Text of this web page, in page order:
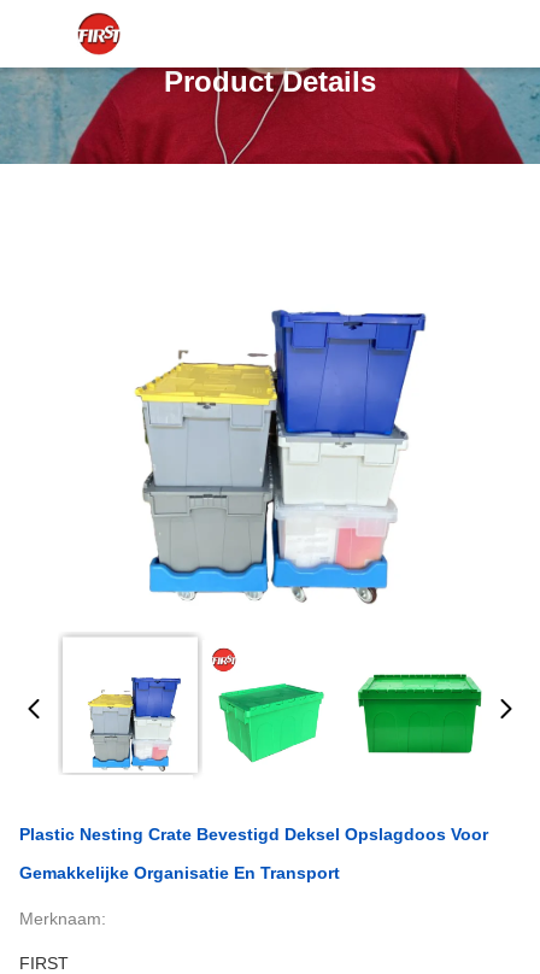
Product Details
Plastic Nesting Crate Bevestigd Deksel Opslagdoos Voor
Gemakkelijke Organisatie En Transport
Merknaam:
FIRST